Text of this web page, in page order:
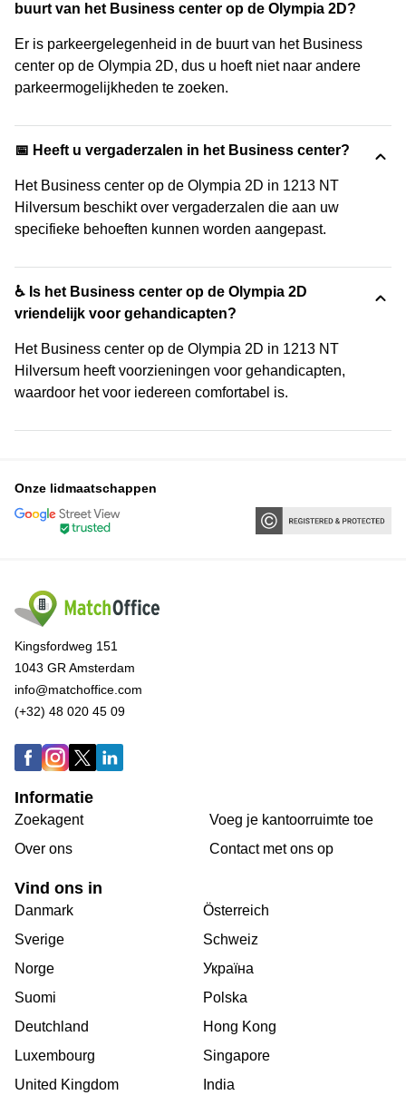
buurt van het Business center op de Olympia 2D?
Er is parkeergelegenheid in de buurt van het Business
center op de Olympia 2D, dus u hoeft niet naar andere
parkeermogelijkheden te zoeken.
📅 Heeft u vergaderzalen in het Business center?
Het Business center op de Olympia 2D in 1213 NT
Hilversum beschikt over vergaderzalen die aan uw
specifieke behoeften kunnen worden aangepast.
♿ Is het Business center op de Olympia 2D
vriendelijk voor gehandicapten?
Het Business center op de Olympia 2D in 1213 NT
Hilversum heeft voorzieningen voor gehandicapten,
waardoor het voor iedereen comfortabel is.
Onze lidmaatschappen
Kingsfordweg 151
1043 GR Amsterdam
info@matchoffice.com
(+32) 48 020 45 09
Informatie
Zoekagent
Over ons
Voeg je kantoorruimte toe
Сontact met ons op
Vind ons in
Danmark
Sverige
Norge
Suomi
Deutchland
Luxembourg
United Kingdom
Österreich
Schweiz
Україна
Polska
Hong Kong
Singapore
India